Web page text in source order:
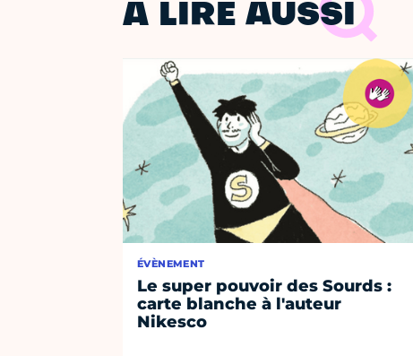
À LIRE AUSSI
ÉVÈNEMENT
Le super pouvoir des Sourds :
carte blanche à l'auteur
Nikesco